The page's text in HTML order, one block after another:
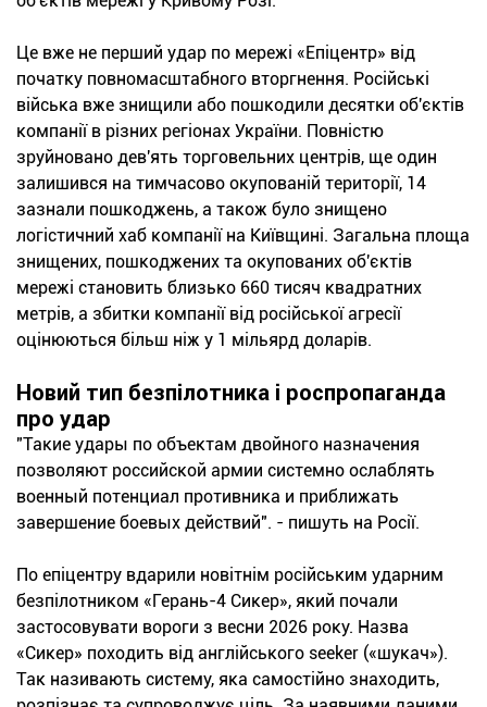
Це вже не перший удар по мережі «Епіцентр» від
початку повномасштабного вторгнення. Російські
війська вже знищили або пошкодили десятки об'єктів
компанії в різних регіонах України. Повністю
зруйновано дев'ять торговельних центрів, ще один
залишився на тимчасово окупованій території, 14
зазнали пошкоджень, а також було знищено
логістичний хаб компанії на Київщині. Загальна площа
знищених, пошкоджених та окупованих об'єктів
мережі становить близько 660 тисяч квадратних
метрів, а збитки компанії від російської агресії
оцінюються більш ніж у 1 мільярд доларів.
Новий тип безпілотника і роспропаганда
про удар
"Такие удары по объектам двойного назначения
позволяют российской армии системно ослаблять
военный потенциал противника и приближать
завершение боевых действий". - пишуть на Росії.
По епіцентру вдарили новітнім російським ударним
безпілотником «Герань-4 Сикер», який почали
застосовувати вороги з весни 2026 року. Назва
«Сикер» походить від англійського seeker («шукач»).
Так називають систему, яка самостійно знаходить,